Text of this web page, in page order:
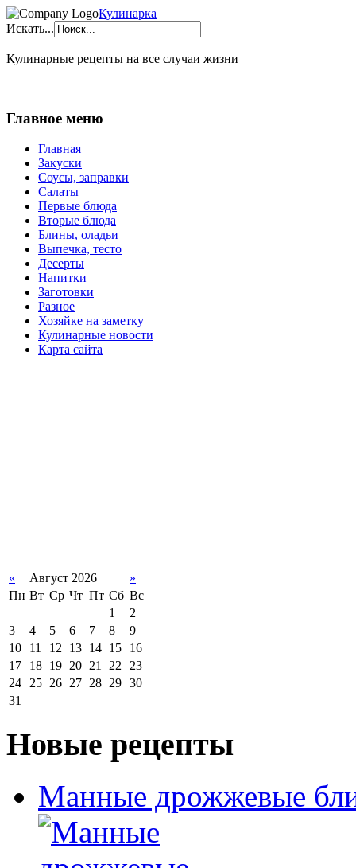
Кулинарка
Искать...
Кулинарные рецепты на все случаи жизни
Главное меню
Главная
Закуски
Соусы, заправки
Салаты
Первые блюда
Вторые блюда
Блины, оладьи
Выпечка, тесто
Десерты
Напитки
Заготовки
Разное
Хозяйке на заметку
Кулинарные новости
Карта сайта
« Август 2026
»
Пн Вт Ср Чт Пт Сб Вс
1
2
3
4 5 6 7 8
9
10
11 12 13 14 15
16
17
18 19 20 21 22 23
24 25 26 27 28 29 30
31
Новые рецепты
Манные дрожжевые